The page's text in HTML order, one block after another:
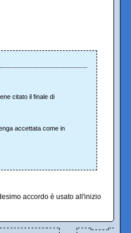
citato il finale di
accettata come in
accordo è usato all'inizio